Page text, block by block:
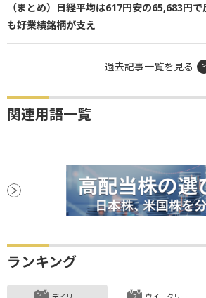
（まとめ）日経平均は617円安の65,683円
も好業績銘柄が支え
過去記事一覧を見る
関連用語一覧
ランキング